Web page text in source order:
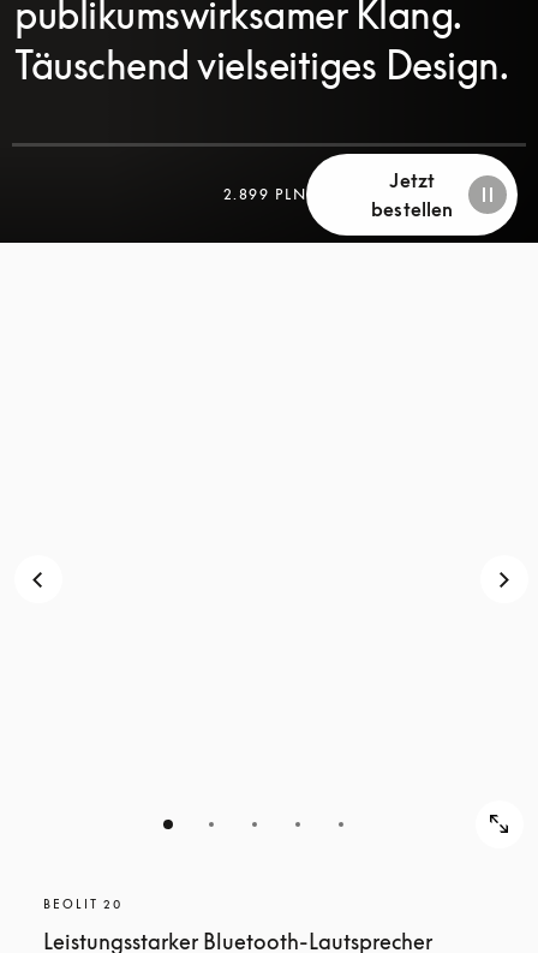
publikumswirksamer Klang.
Täuschend vielseitiges Design.
2.899 PLN
Jetzt
bestellen
BEOLIT 20
Leistungsstarker Bluetooth-Lautsprecher